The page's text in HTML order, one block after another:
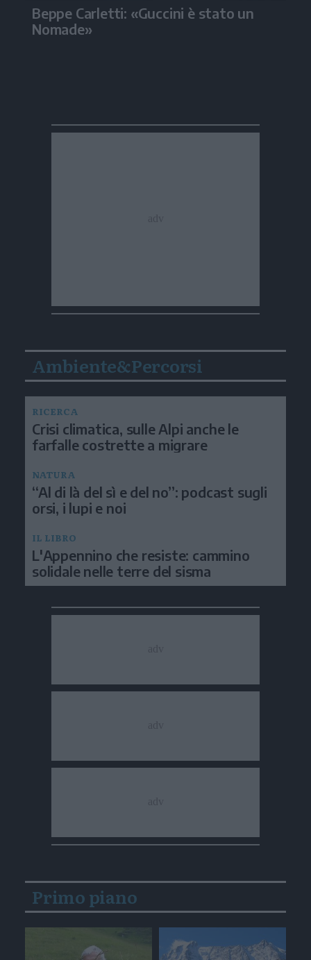
Beppe Carletti: «Guccini è stato un
Nomade»
Ambiente&Percorsi
RICERCA
Crisi climatica, sulle Alpi anche le
farfalle costrette a migrare
NATURA
“Al di là del sì e del no”: podcast sugli
orsi, i lupi e noi
IL LIBRO
L'Appennino che resiste: cammino
solidale nelle terre del sisma
Primo piano